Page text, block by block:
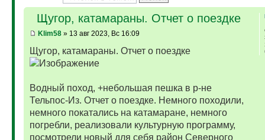
Щугор, катамараны. Отчет о поездке
Klim58» 13 авг 2023, Вс 16:09
Щугор, катамараны. Отчет о поездке
Водный поход, +небольшая пешка в р-не
Тельпос-Из. Отчет о поездке. Немного походили,
немного покатались на катамаране, немного
погребли, реализовали культурную программу,
посмотрели новый для себя район Северного